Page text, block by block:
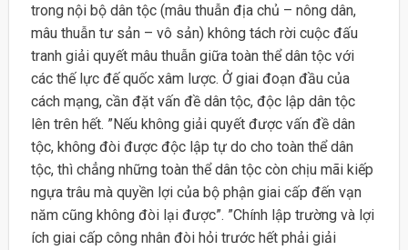
trong nội bộ dân tộc (mâu thuẫn địa chủ – nông dân,
mâu thuẫn tư sản – vô sản) không tách rời cuộc đấu
tranh giải quyết mâu thuẫn giữa toàn thể dân tộc với
các thế lực đế quốc xâm lược. Ở giai đoạn đầu của
cách mạng, cần đặt vấn đề dân tộc, độc lập dân tộc
lên trên hết. ”Nếu không giải quyết được vấn đề dân
tộc, không đòi được độc lập tự do cho toàn thể dân
tộc, thì chẳng những toàn thể dân tộc còn chịu mãi kiếp
ngựa trâu mà quyền lợi của bộ phận giai cấp đến vạn
năm cũng không đòi lại được”. ”Chính lập trường và lợi
ích giai cấp công nhân đòi hỏi trước hết phải giải